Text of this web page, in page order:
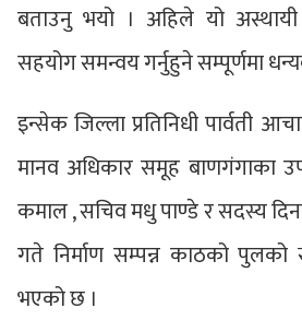
बताउनु भयो । अहिले यो
सहयोग समन्वय गर्नुहुने सम्पूर्णमा
इन्सेक जिल्ला प्रतिनिधी पार्वती
मानव अधिकार समूह बाणगंगाका
कमाल , सचिव मधु पाण्डे र सदस्य
गते निर्माण सम्पन्न काठको
भएको छ ।